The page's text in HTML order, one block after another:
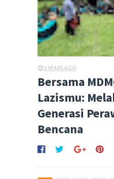
2 YEARS AGO
Bersama
Lazismu:
Generasi
Bencana